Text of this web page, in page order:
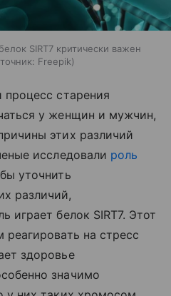
SIRT7 критически важен
Freepik
процесс старения
у женщин и мужчин,
этих различий
исследовали роль
уточнить
различий,
играет белок SIRT7. Этот
реагировать на стресс
здоровье
значимо